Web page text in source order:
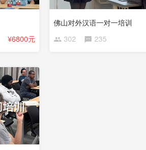
¥6800元
佛山对外汉语一对一培训
302
235